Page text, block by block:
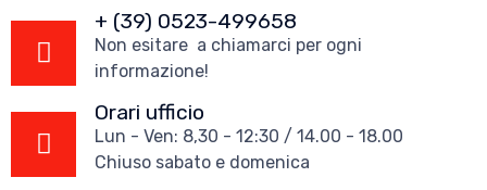
+ (39) 0523-499658
Non esitare a chiamarci per ogni
informazione!
Orari ufficio
Lun - Ven: 8,30 - 12:30 / 14.00 - 18.00
Chiuso sabato e domenica